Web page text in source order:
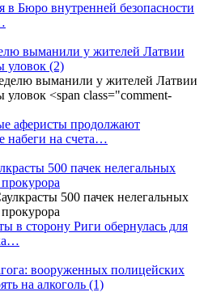
в Бюро внутренней безопасности
выманили у жителей Латвии
уловок (2)
аферисты продолжают
набеги на счета…
500 пачек нелегальных
в сторону Риги обернулась для
вооруженных полицейских
на алкоголь (1)